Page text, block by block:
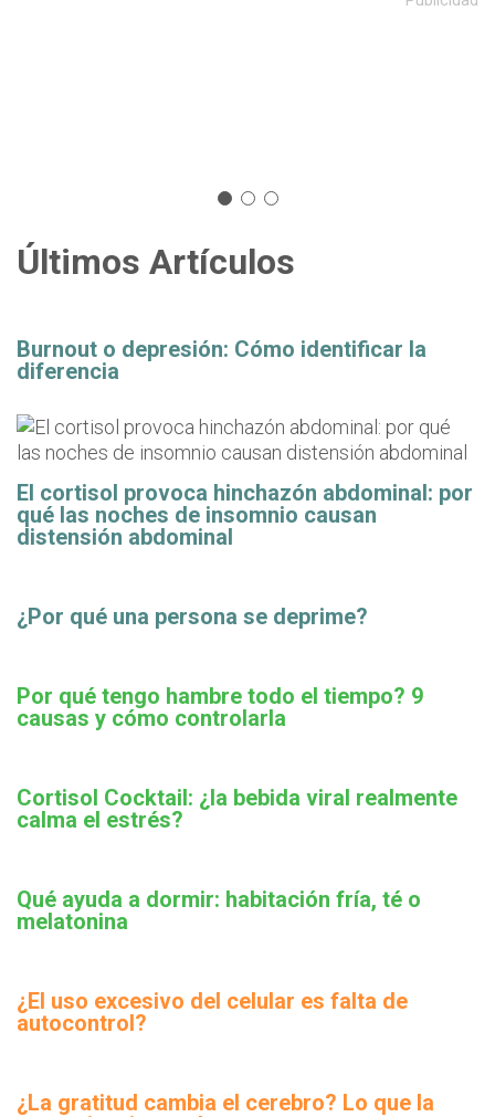
Últimos Artículos
Burnout o depresión: Cómo identificar la
diferencia
El cortisol provoca hinchazón abdominal: por
qué las noches de insomnio causan
distensión abdominal
¿Por qué una persona se deprime?
Por qué tengo hambre todo el tiempo? 9
causas y cómo controlarla
Cortisol Cocktail: ¿la bebida viral realmente
calma el estrés?
Qué ayuda a dormir: habitación fría, té o
melatonina
¿El uso excesivo del celular es falta de
autocontrol?
¿La gratitud cambia el cerebro? Lo que la